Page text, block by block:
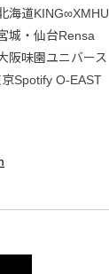
海道KING∞XMHU
城・仙台Rensa
阪味園ユニバース
Spotify O-EAST